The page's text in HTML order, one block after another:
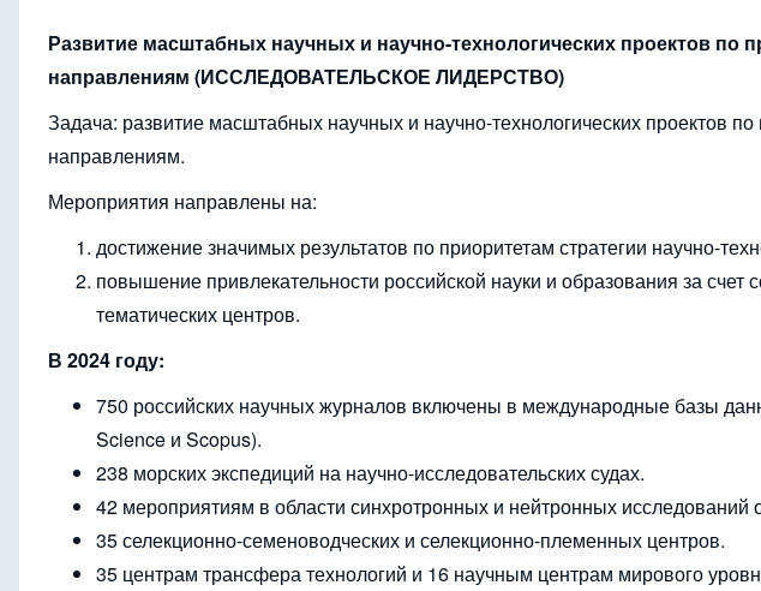
Развитие масштабных научных и научно-технологических проектов по
направлениям (ИССЛЕДОВАТЕЛЬСКОЕ ЛИДЕРСТВО)
Задача: развитие масштабных научных и научно-технологических проектов
направлениям.
Мероприятия направлены на:
достижение значимых результатов по приоритетам стратегии научно-
повышение привлекательности российской науки и образования за
тематических центров.
В 2024 году:
750 российских научных журналов включены в международные базы
Science и Scopus).
238 морских экспедиций на научно-исследовательских судах.
42 мероприятиям в области синхротронных и нейтронных исследований
35 селекционно-семеноводческих и селекционно-племенных центров.
35 центрам трансфера технологий и 16 научным центрам мирового